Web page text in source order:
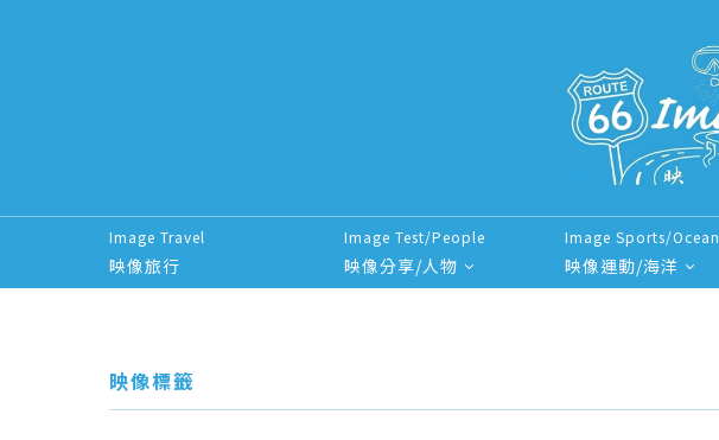
Image Travel
映像旅行
Image Test/People
映像分享/人物
Image Sports/Ocean
映像運動/海洋
Search for:
映像標籤